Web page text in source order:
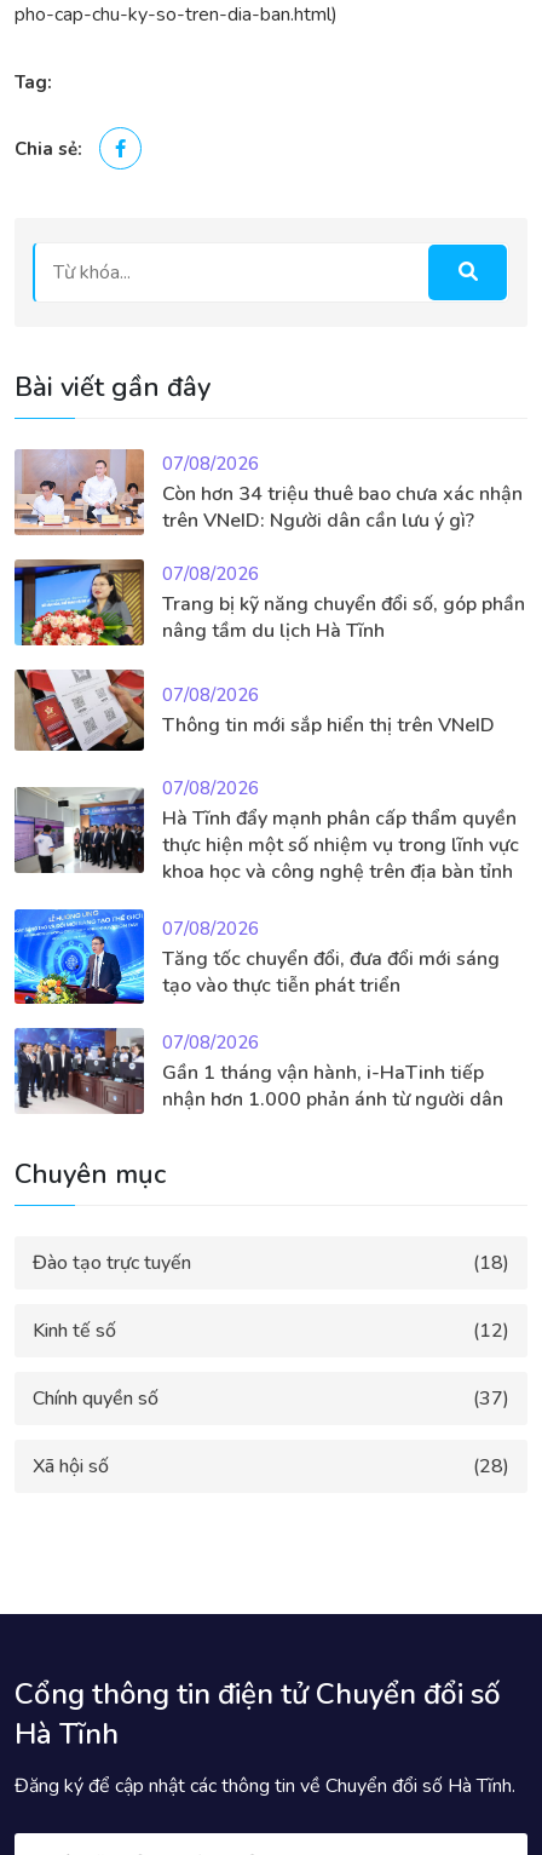
pho-cap-chu-ky-so-tren-dia-ban.html)
Tag:
Chia sẻ:
Bài viết gần đây
07/08/2026
Còn hơn 34 triệu thuê bao chưa xác nhận
trên VNeID: Người dân cần lưu ý gì?
07/08/2026
Trang bị kỹ năng chuyển đổi số, góp phần
nâng tầm du lịch Hà Tĩnh
07/08/2026
Thông tin mới sắp hiển thị trên VNeID
07/08/2026
Hà Tĩnh đẩy mạnh phân cấp thẩm quyền
thực hiện một số nhiệm vụ trong lĩnh vực
khoa học và công nghệ trên địa bàn tỉnh
07/08/2026
Tăng tốc chuyển đổi, đưa đổi mới sáng
tạo vào thực tiễn phát triển
07/08/2026
Gần 1 tháng vận hành, i-HaTinh tiếp
nhận hơn 1.000 phản ánh từ người dân
Chuyên mục
Đào tạo trực tuyến (18)
Kinh tế số (12)
Chính quyền số (37)
Xã hội số (28)
Cổng thông tin điện tử Chuyển đổi số
Hà Tĩnh
Đăng ký để cập nhật các thông tin về Chuyển đổi số Hà Tĩnh.